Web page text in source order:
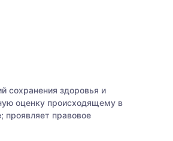
сохранения здоровья и
оценку происходящему в
проявляет правовое